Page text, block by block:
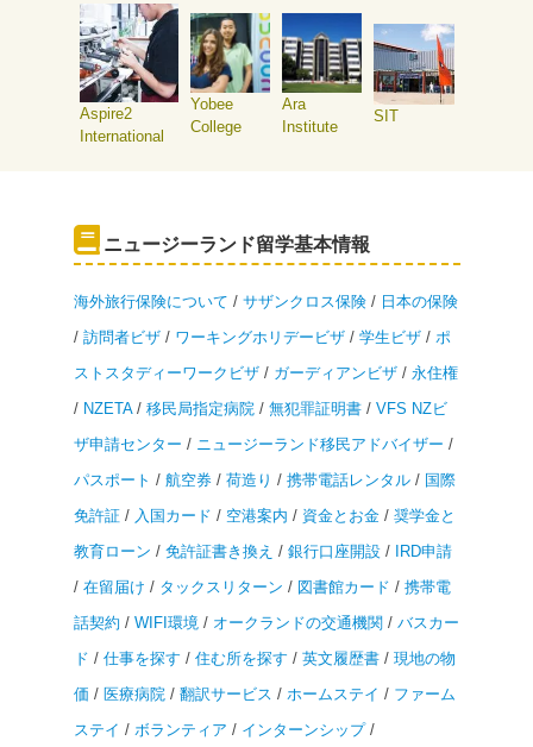
Aspire2
International
Yobee
College
Ara
Institute
SIT
ニュージーランド留学基本情報
海外旅行保険について / サザンクロス保険/ 日本の保険
/ 訪問者ビザ/ ワーキングホリデービザ/ 学生ビザ/ ポ
ストスタディーワークビザ/ ガーディアンビザ/ 永住権
/ NZETA/ 移民局指定病院/ 無犯罪証明書/ VFS NZビ
ザ申請センター / ニュージーランド移民アドバイザー /
パスポート / 航空券/ 荷造り / 携帯電話レンタル/ 国際
免許証/ 入国カード / 空港案内 / 資金とお金/ 奨学金と
教育ローン / 免許証書き換え / 銀行口座開設/
IRD申請
/ 在留届け / タックスリターン / 図書館カード / 携帯電
話契約 / WIFI環境/ オークランドの交通機関 / バスカー
ド / 仕事を探す / 住む所を探す / 英文履歴書/ 現地の物
価 / 医療病院/ 翻訳サービス / ホームステイ / ファーム
ステイ / ボランティア / インターンシップ/